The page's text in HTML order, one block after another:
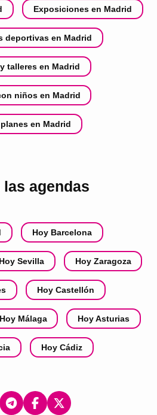
Exposiciones en Madrid
deportivas en Madrid
talleres en Madrid
niños en Madrid
en Madrid
las agendas
Hoy Barcelona
Hoy Sevilla Hoy Zaragoza
Hoy Castellón
Hoy Málaga Hoy Asturias
Hoy Cádiz